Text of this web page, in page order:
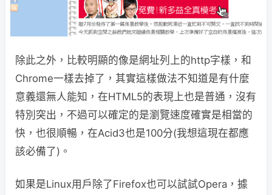
除此之外，比較明顯的像是網址列上的http字樣，和
Chrome一樣去掉了，其實這樣做法不知道是有什麼
意義還無人能知，在HTML5的表現上也是普通，沒有
特別突出，不過可以確定的是瀏覽速度確實是相當的
快，也很順暢，在Acid3也是100分(我想這現在都應
該必備了)。
如果是Linux用戶除了Firefox也可以試試Opera，據